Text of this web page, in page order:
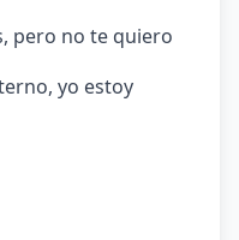
pero no te quiero
yo estoy